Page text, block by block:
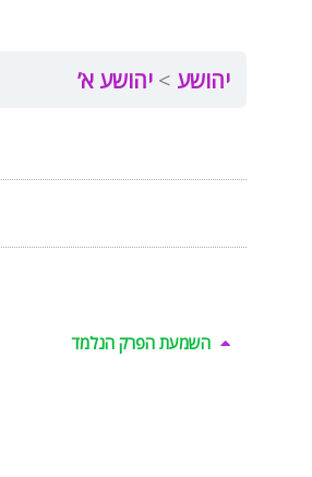
יהושע יהושע א’
השמעת הפרק הנלמד